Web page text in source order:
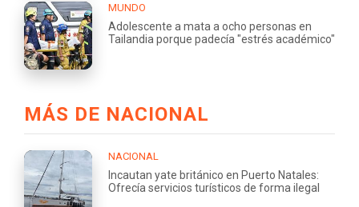
MUNDO
Adolescente a mata a ocho personas en
Tailandia porque padecía "estrés académico"
MÁS DE NACIONAL
NACIONAL
Incautan yate británico en Puerto Natales:
Ofrecía servicios turísticos de forma ilegal